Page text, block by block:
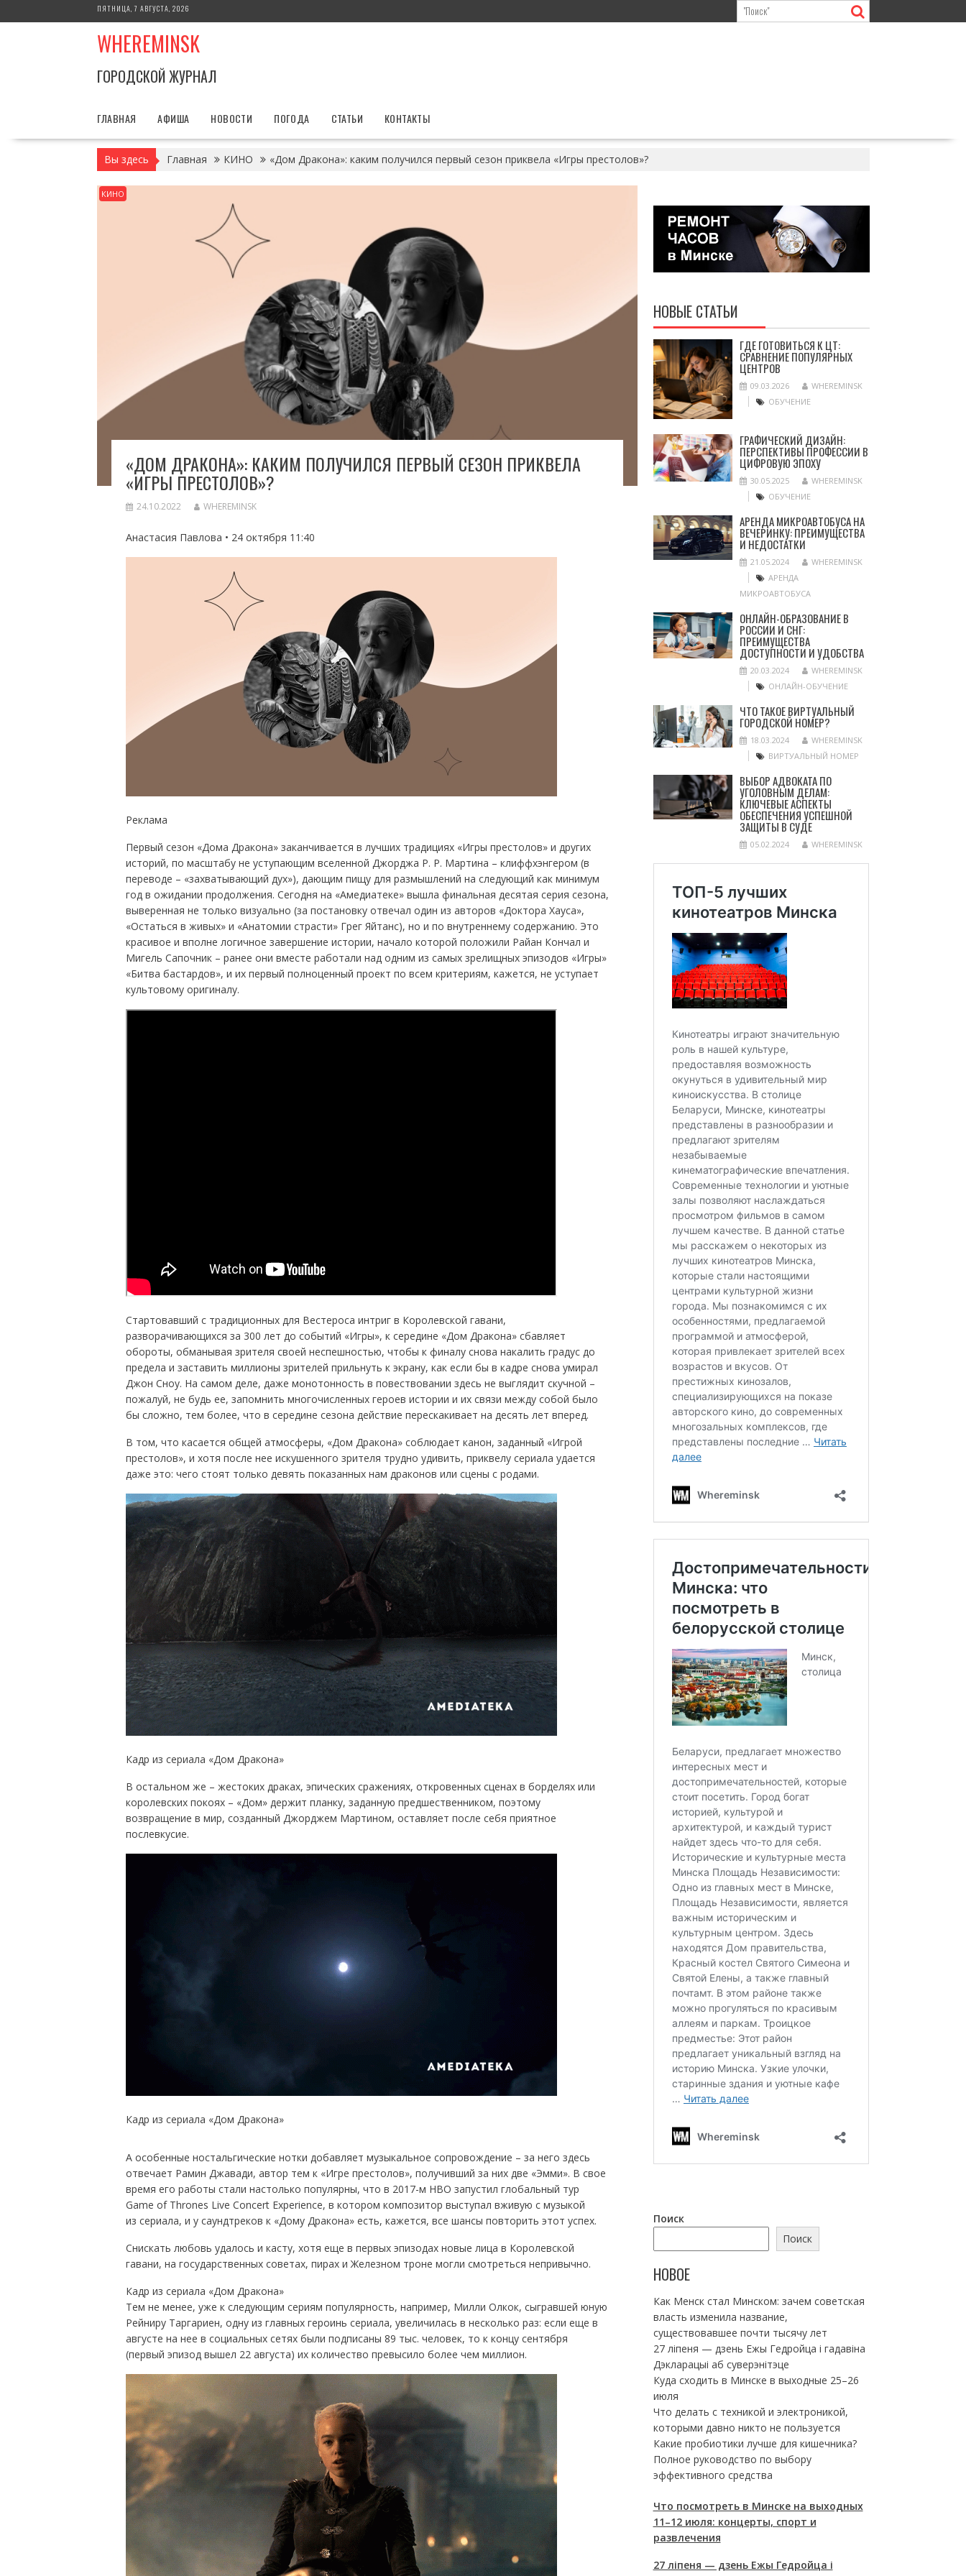
к
ПЯТНИЦА, 7 АВГУСТА, 2026
WHEREMINSK
ГОРОДСКОЙ ЖУРНАЛ
ГЛАВНАЯ АФИША НОВОСТИ ПОГОДА СТАТЬИ КОНТАКТЫ
Вы здесь Главная КИНО «Дом Дракона»: каким получился первый сезон приквела «Игры престолов»?
КИНО
«ДОМ ДРАКОНА»: КАКИМ ПОЛУЧИЛСЯ ПЕРВЫЙ СЕЗОН ПРИКВЕЛА
«ИГРЫ ПРЕСТОЛОВ»?
24.10.2022 WHEREMINSK
Анастасия Павлова • 24 октября 11:40
Реклама
Первый сезон «Дома Дракона» заканчивается в лучших традициях «Игры престолов» и других
историй, по масштабу не уступающим вселенной Джорджа Р. Р. Мартина – клиффхэнгером (в
переводе – «захватывающий дух»), дающим пищу для размышлений на следующий как минимум
год в ожидании продолжения. Сегодня на «Амедиатеке» вышла финальная десятая серия сезона,
выверенная не только визуально (за постановку отвечал один из авторов «Доктора Хауса»,
«Остаться в живых» и «Анатомии страсти» Грег Яйтанс), но и по внутреннему содержанию. Это
красивое и вполне логичное завершение истории, начало которой положили Райан Кончал и
Мигель Сапочник – ранее они вместе работали над одним из самых зрелищных эпизодов «Игры»
«Битва бастардов», и их первый полноценный проект по всем критериям, кажется, не уступает
культовому оригиналу.
Стартовавший с традиционных для Вестероса интриг в Королевской гавани,
разворачивающихся за 300 лет до событий «Игры», к середине «Дом Дракона» сбавляет
обороты, обманывая зрителя своей неспешностью, чтобы к финалу снова накалить градус до
предела и заставить миллионы зрителей прильнуть к экрану, как если бы в кадре снова умирал
Джон Сноу. На самом деле, даже монотонность в повествовании здесь не выглядит скучной –
пожалуй, не будь ее, запомнить многочисленных героев истории и их связи между собой было
бы сложно, тем более, что в середине сезона действие перескакивает на десять лет вперед.
В том, что касается общей атмосферы, «Дом Дракона» соблюдает канон, заданный «Игрой
престолов», и хотя после нее искушенного зрителя трудно удивить, приквелу сериала удается
даже это: чего стоят только девять показанных нам драконов или сцены с родами.
Кадр из сериала «Дом Дракона»
В остальном же – жестоких драках, эпических сражениях, откровенных сценах в борделях или
королевских покоях – «Дом» держит планку, заданную предшественником, поэтому
возвращение в мир, созданный Джорджем Мартином, оставляет после себя приятное
послевкусие.
Кадр из сериала «Дом Дракона»
А особенные ностальгические нотки добавляет музыкальное сопровождение – за него здесь
отвечает Рамин Джавади, автор тем к «Игре престолов», получивший за них две «Эмми». В свое
время его работы стали настолько популярны, что в 2017-м HBO запустил глобальный тур
Game of Thrones Live Concert Experience, в котором композитор выступал вживую с музыкой
из сериала, и у саундтреков к «Дому Дракона» есть, кажется, все шансы повторить этот успех.
Снискать любовь удалось и касту, хотя еще в первых эпизодах новые лица в Королевской
гавани, на государственных советах, пирах и Железном троне могли смотреться непривычно.
Кадр из сериала «Дом Дракона»
Тем не менее, уже к следующим сериям популярность, например, Милли Олкок, сыгравшей юную
Рейниру Таргариен, одну из главных героинь сериала, увеличилась в несколько раз: если еще в
августе на нее в социальных сетях были подписаны 89 тыс. человек, то к концу сентября
(первый эпизод вышел 22 августа) их количество превысило более чем миллион.
НОВЫЕ СТАТЬИ
ГДЕ ГОТОВИТЬСЯ К ЦТ:
СРАВНЕНИЕ ПОПУЛЯРНЫХ
ЦЕНТРОВ
09.03.2026
WHEREMINSK
ОБУЧЕНИЕ
ГРАФИЧЕСКИЙ ДИЗАЙН:
ПЕРСПЕКТИВЫ ПРОФЕССИИ В
ЦИФРОВУЮ ЭПОХУ
30.05.2025
WHEREMINSK
ОБУЧЕНИЕ
АРЕНДА МИКРОАВТОБУСА НА
ВЕЧЕРИНКУ: ПРЕИМУЩЕСТВА
И НЕДОСТАТКИ
21.05.2024
WHEREMINSK
АРЕНДА
МИКРОАВТОБУСА
ОНЛАЙН-ОБРАЗОВАНИЕ В
РОССИИ И СНГ:
ПРЕИМУЩЕСТВА
ДОСТУПНОСТИ И УДОБСТВА
20.03.2024
WHEREMINSK
ОНЛАЙН-ОБУЧЕНИЕ
ЧТО ТАКОЕ ВИРТУАЛЬНЫЙ
ГОРОДСКОЙ НОМЕР?
18.03.2024
WHEREMINSK
ВИРТУАЛЬНЫЙ НОМЕР
ВЫБОР АДВОКАТА ПО
УГОЛОВНЫМ ДЕЛАМ:
КЛЮЧЕВЫЕ АСПЕКТЫ
ОБЕСПЕЧЕНИЯ УСПЕШНОЙ
ЗАЩИТЫ В СУДЕ
05.02.2024 WHEREMINSK
Поиск
Поиск
НОВОЕ
Как Менск стал Минском: зачем советская
власть изменила название,
существовавшее почти тысячу лет
27 ліпеня — дзень Ежы Гедройца і гадавіна
Дэкларацыі аб суверэнітэце
Куда сходить в Минске в выходные 25–26
июля
Что делать с техникой и электроникой,
которыми давно никто не пользуется
Какие пробиотики лучше для кишечника?
Полное руководство по выбору
эффективного средства
Что посмотреть в Минске на выходных
11–12 июля: концерты, спорт и
развлечения
27 ліпеня — дзень Ежы Гедройца і